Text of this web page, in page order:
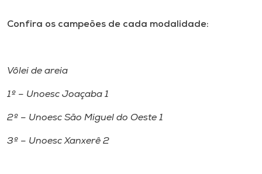
Confira os campeões de cada modalidade:
Vôlei de areia
1º – Unoesc Joaçaba 1
2º – Unoesc São Miguel do Oeste 1
3º – Unoesc Xanxerê 2